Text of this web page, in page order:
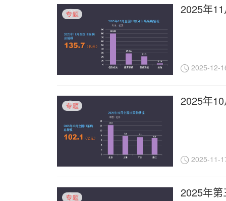
2025年
2025-12-
2025年
2025-11-
2025年